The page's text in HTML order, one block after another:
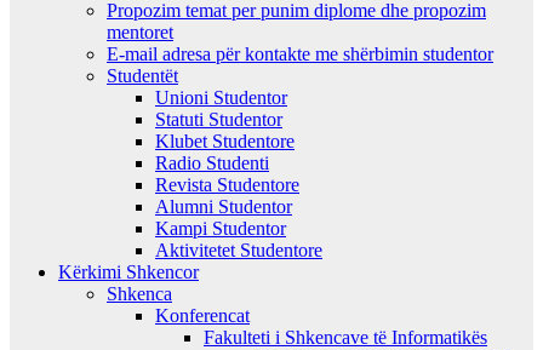
Propozim temat per punim diplome dhe propozim
mentoret
E-mail adresa për kontakte me shërbimin studentor
Studentët
Unioni Studentor
Statuti Studentor
Klubet Studentore
Radio Studenti
Revista Studentore
Alumni Studentor
Kampi Studentor
Aktivitetet Studentore
Kërkimi Shkencor
Shkenca
Konferencat
Fakulteti i Shkencave të Informatikës